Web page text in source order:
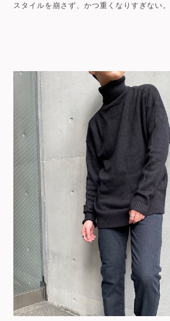
スタイルを崩さず、かつ重くなりすぎない。